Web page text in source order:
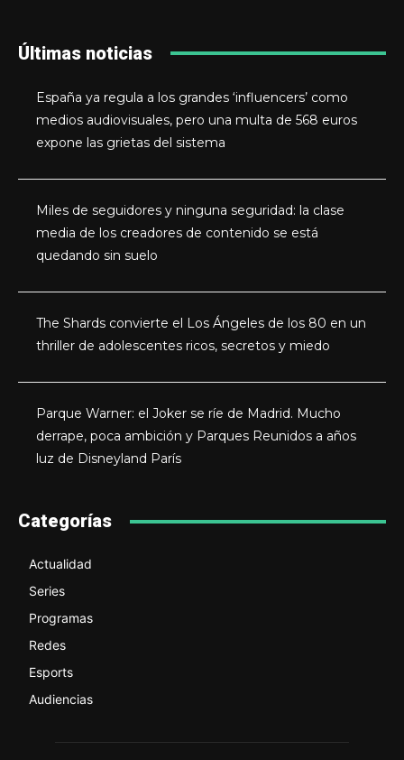
Últimas noticias
España ya regula a los grandes ‘influencers’ como
medios audiovisuales, pero una multa de 568 euros
expone las grietas del sistema
Miles de seguidores y ninguna seguridad: la clase
media de los creadores de contenido se está
quedando sin suelo
The Shards convierte el Los Ángeles de los 80 en un
thriller de adolescentes ricos, secretos y miedo
Parque Warner: el Joker se ríe de Madrid. Mucho
derrape, poca ambición y Parques Reunidos a años
luz de Disneyland París
Categorías
Actualidad
Series
Programas
Redes
Esports
Audiencias